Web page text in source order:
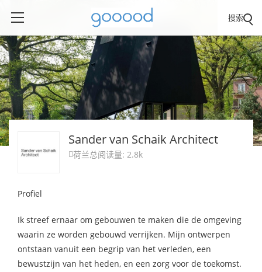
搜索
Sander van Schaik Architect
荷兰总阅读量: 2.8k
Profiel
Ik streef ernaar om gebouwen te maken die de omgeving
waarin ze worden gebouwd verrijken. Mijn ontwerpen
ontstaan vanuit een begrip van het verleden, een
bewustzijn van het heden, en een zorg voor de toekomst.